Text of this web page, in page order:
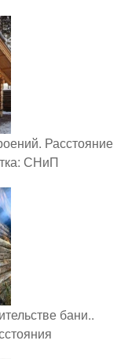
Расстояние
СНиП
бани..